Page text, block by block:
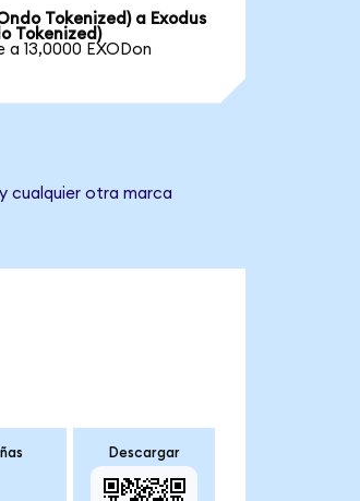
Tokenized) a Exodus
Tokenized)
a 13,0000 EXODon
cualquier otra marca
Descargar